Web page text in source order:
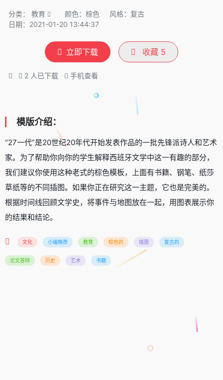
分类： 教育 颜色：棕色
风格：复古
日期：2021-01-20 13:44:37
立即下载 收藏 5
2 人已下载 手机查看
模版介绍：
“27一代”是20世纪20年代开始发表作品的一批先锋派诗人和艺术
家。为了帮助你向你的学生解释西班牙文学中这一有趣的部分，
我们建议你使用这种老式的棕色模板，上面有书籍、钢笔、纸莎
草纸等的不同插图。如果你正在研究这一主题，它也是完美的。
根据时间线回顾文学史，将事件与地图放在一起，用图表展示你
的结果和结论。
文化 小编推荐 教育 棕色的 插图 复古的
论文答辩 历史 艺术 书籍